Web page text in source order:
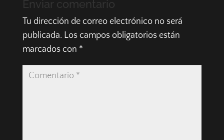
Enviar comentario
Tu dirección de correo electrónico no será
publicada. Los campos obligatorios están
marcados con *